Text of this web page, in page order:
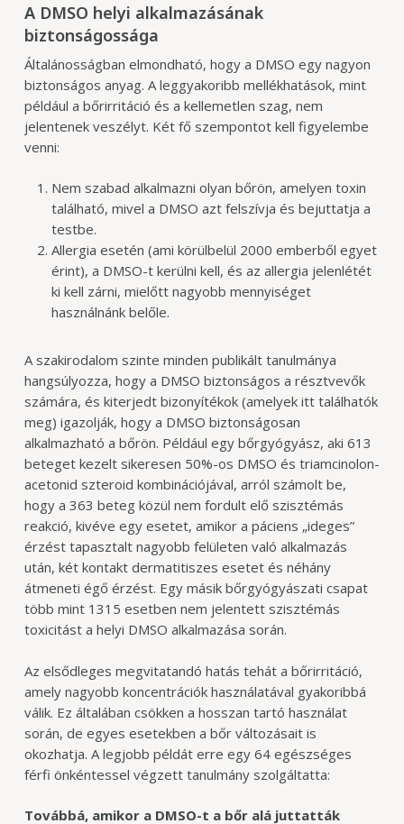
A DMSO helyi alkalmazásának
biztonságossága
Általánosságban elmondható, hogy a DMSO egy nagyon
biztonságos anyag. A leggyakoribb mellékhatások, mint
például a bőrirritáció és a kellemetlen szag, nem
jelentenek veszélyt. Két fő szempontot kell figyelembe
venni:
Nem szabad alkalmazni olyan bőrön, amelyen toxin
található, mivel a DMSO azt felszívja és bejuttatja a
testbe.
Allergia esetén (ami körülbelül 2000 emberből egyet
érint), a DMSO-t kerülni kell, és az allergia jelenlétét
ki kell zárni, mielőtt nagyobb mennyiséget
használnánk belőle.
A szakirodalom szinte minden publikált tanulmánya
hangsúlyozza, hogy a DMSO biztonságos a résztvevők
számára, és kiterjedt bizonyítékok (amelyek itt találhatók
meg) igazolják, hogy a DMSO biztonságosan
alkalmazható a bőrön. Például egy bőrgyógyász, aki 613
beteget kezelt sikeresen 50%-os DMSO és triamcinolon-
acetonid szteroid kombinációjával, arról számolt be,
hogy a 363 beteg közül nem fordult elő szisztémás
reakció, kivéve egy esetet, amikor a páciens „ideges”
érzést tapasztalt nagyobb felületen való alkalmazás
után, két kontakt dermatitiszes esetet és néhány
átmeneti égő érzést. Egy másik bőrgyógyászati csapat
több mint 1315 esetben nem jelentett szisztémás
toxicitást a helyi DMSO alkalmazása során.
Az elsődleges megvitatandó hatás tehát a bőrirritáció,
amely nagyobb koncentrációk használatával gyakoribbá
válik. Ez általában csökken a hosszan tartó használat
során, de egyes esetekben a bőr változásait is
okozhatja. A legjobb példát erre egy 64 egészséges
férfi önkéntessel végzett tanulmány szolgáltatta:
Továbbá, amikor a DMSO-t a bőr alá juttatták